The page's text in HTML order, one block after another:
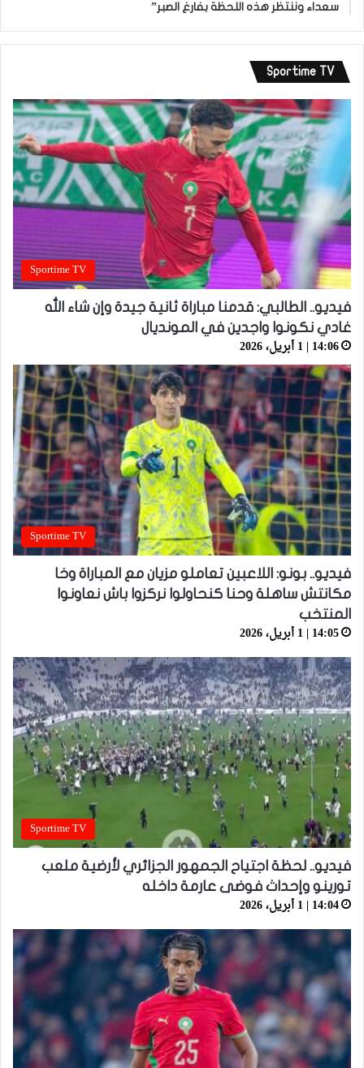
سعداء وننتظر هذه اللحظة بفارغ الصبر”
Sportime TV
Sportime TV
فيديو.. الطالبي: قدمنا مباراة ثانية جيدة وإن شاء الله
غادي نكونوا واجدين في المونديال
14:06 | 1 أبريل، 2026
Sportime TV
فيديو.. بونو: اللاعبين تعاملو مزيان مع المباراة وخا
مكانتش ساهلة وحنا كنحاولوا نركزوا باش نعاونوا
المنتخب
14:05 | 1 أبريل، 2026
Sportime TV
فيديو.. لحظة اجتياح الجمهور الجزائري لأرضية ملعب
تورينو وإحداث فوضى عارمة داخله
14:04 | 1 أبريل، 2026